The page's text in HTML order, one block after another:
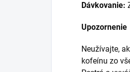
Dávkovanie:
Upozornenie
Neužívajte,
kofeínu zo